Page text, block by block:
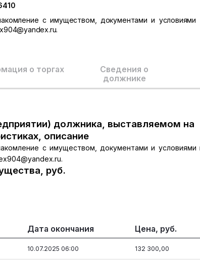
с имуществом, документами и условиями
о торгах
Сведения о
должнике
должника, выставляемом на
описание
с имуществом, документами и условиями
руб.
Дата окончания Цена, руб.
10.07.2025 06:00 132 300,00